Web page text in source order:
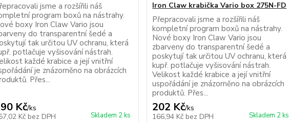
jsme a rozšířili náš
program boxů na nástrahy.
boxy Iron Claw Vario jsou
do transparentní šedé a
tak určitou UV ochranu, která
potlačuje vyšisování nástrah.
každé krabice a její vnitřní
je znázorněno na obrázcích
Přes...
Kč/ks
Kč bez DPH Skladem 2 ks
Iron Claw krabička Vario box 275N-FD
Přepracovali jsme a rozšířili náš
kompletní program boxů na nástrahy.
Nové boxy Iron Claw Vario jsou
zbarveny do transparentní šedé a
poskytují tak určitou UV ochranu, která
kupř. potlačuje vyšisování nástrah.
Velikost každé krabice a její vnitřní
uspořádání je znázorněno na obrázcích
produktů. Přes...
202 Kč/ks
166,94 Kč bez DPH Skladem 2 ks